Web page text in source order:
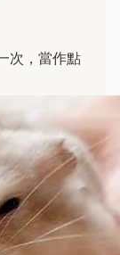
次，當作點